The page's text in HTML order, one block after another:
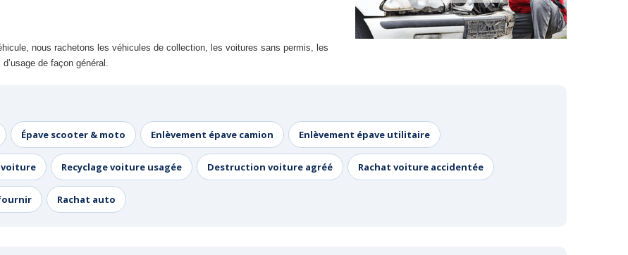
nous rachetons les véhicules de collection, les voitures sans permis, les
de façon général.
Épave scooter & moto Enlèvement épave camion Enlèvement épave utilitaire
voiture Recyclage voiture usagée Destruction voiture agréé Rachat voiture accidentée
Rachat auto